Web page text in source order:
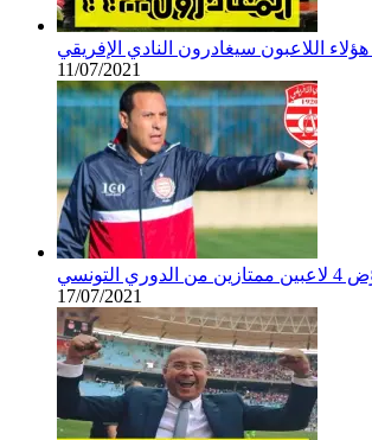
اللاعبون سيغادرون النادي الإفريقي
11/07/2021
التونسي
17/07/2021